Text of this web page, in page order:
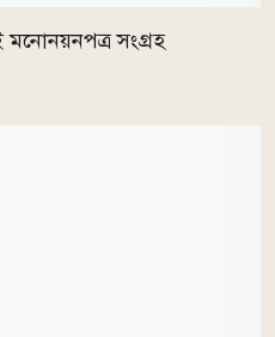
মনোনয়নপত্র সংগ্রহ